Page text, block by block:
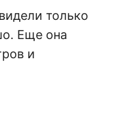
только
Еще она
и